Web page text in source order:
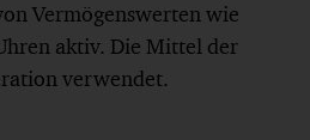
Vermögenswerten wie
aktiv. Die Mittel der
verwendet.